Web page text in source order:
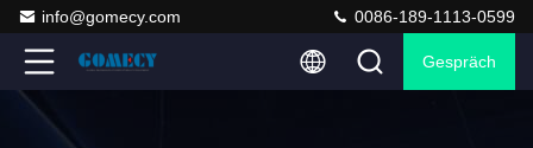
info@gomecy.com 0086-189-1113-0599
Gespräch